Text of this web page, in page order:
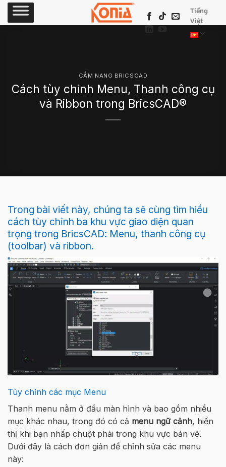
Skip
Tiếng
Việt
CẨM NANG BRICSCAD
Cách tùy chỉnh Menu, Thanh công cụ
và Ribbon trong BricsCAD®
Trong bài viết này, chúng ta sẽ cùng tìm hiểu
cách tùy chỉnh ba khu vực giao diện quan
trọng trong BricsCAD: Menu, thanh công cụ
(toolbar) và ribbon.
Tùy chỉnh các mục Menu
Thanh menu nằm ở đầu màn hình và bao gồm nhiều
mục khác nhau, trong đó có cả menu ngữ cảnh, hiển
thị khi bạn nhấp chuột phải trong khu vực bản vẽ.
Dưới đây là cách đơn giản để chỉnh sửa các menu
này: